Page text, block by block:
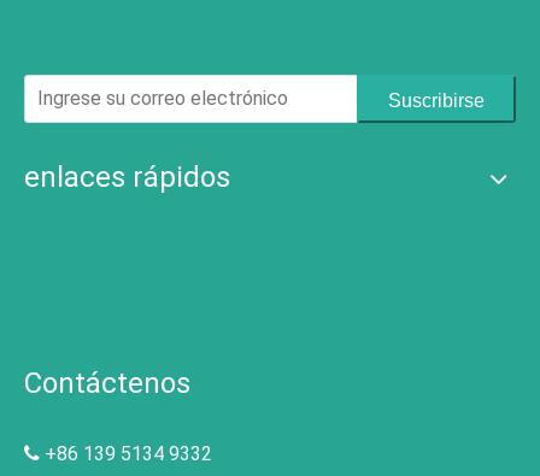
Suscribirse
enlaces rápidos
Contáctenos
 +86 139 5134 9332